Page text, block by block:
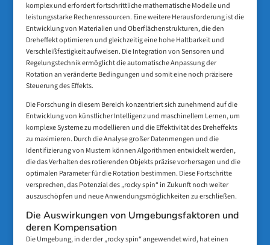
komplex und erfordert fortschrittliche mathematische Modelle und
leistungsstarke Rechenressourcen. Eine weitere Herausforderung ist die
Entwicklung von Materialien und Oberflächenstrukturen, die den
Dreheffekt optimieren und gleichzeitig eine hohe Haltbarkeit und
Verschleißfestigkeit aufweisen. Die Integration von Sensoren und
Regelungstechnik ermöglicht die automatische Anpassung der
Rotation an veränderte Bedingungen und somit eine noch präzisere
Steuerung des Effekts.
Die Forschung in diesem Bereich konzentriert sich zunehmend auf die
Entwicklung von künstlicher Intelligenz und maschinellem Lernen, um
komplexe Systeme zu modellieren und die Effektivität des Dreheffekts
zu maximieren. Durch die Analyse großer Datenmengen und die
Identifizierung von Mustern können Algorithmen entwickelt werden,
die das Verhalten des rotierenden Objekts präzise vorhersagen und die
optimalen Parameter für die Rotation bestimmen. Diese Fortschritte
versprechen, das Potenzial des „rocky spin“ in Zukunft noch weiter
auszuschöpfen und neue Anwendungsmöglichkeiten zu erschließen.
Die Auswirkungen von Umgebungsfaktoren und
deren Kompensation
Die Umgebung, in der der „rocky spin“ angewendet wird, hat einen